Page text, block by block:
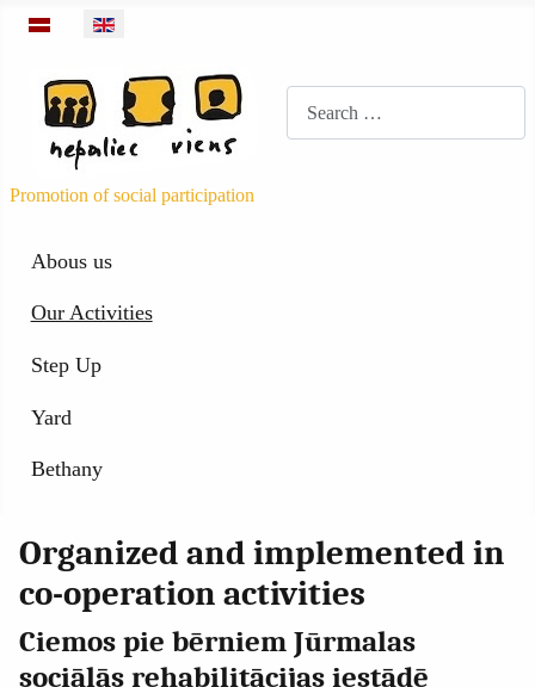
Select your language
Promotion of social participation
Abous us
Our Activities
Step Up
Yard
Bethany
Organized and implemented in
co-operation activities
Ciemos pie bērniem Jūrmalas
sociālās rehabilitācijas iestādē